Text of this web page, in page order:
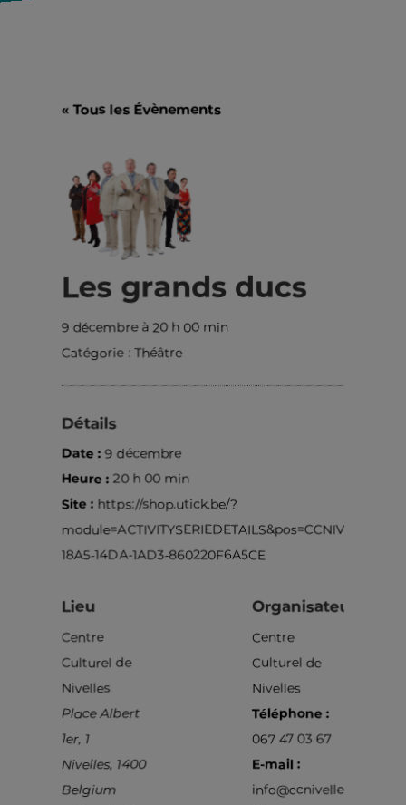
« Tous les Évènements
Les grands ducs
9 décembre à 20 h 00 min
Catégorie : Théâtre
Détails
Date :9 décembre
Heure : 20 h 00 min
Site : https://shop.utick.be/?
18A5-14DA-1AD3-860220F6A5CE
Lieu
Centre
Culturel de
Nivelles
Place Albert
1er, 1
Nivelles, 1400
Belgium
Organisateur
Centre
Culturel de
Nivelles
Téléphone :
067 47 03 67
E-mail :
info@ccnivelles.be